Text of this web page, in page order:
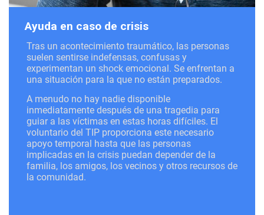
Ayuda en caso de crisis
Tras un acontecimiento traumático, las personas
suelen sentirse indefensas, confusas y
experimentan un shock emocional. Se enfrentan a
una situación para la que no están preparados.
A menudo no hay nadie disponible
inmediatamente después de una tragedia para
guiar a las víctimas en estas horas difíciles. El
voluntario del TIP proporciona este necesario
apoyo temporal hasta que las personas
implicadas en la crisis puedan depender de la
familia, los amigos, los vecinos y otros recursos de
la comunidad.